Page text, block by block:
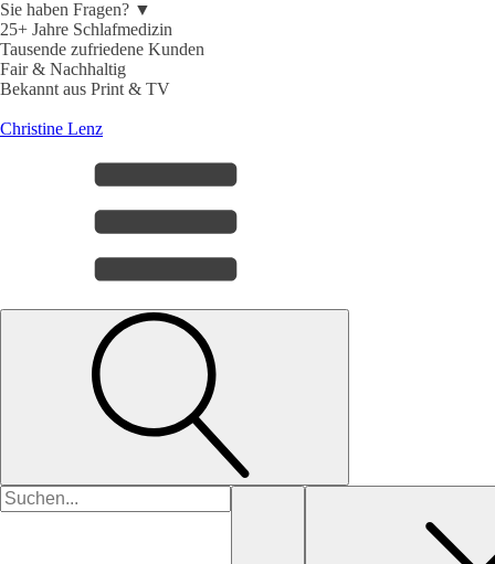
Sie haben Fragen? ▼
25+ Jahre Schlafmedizin
Tausende zufriedene Kunden
Fair & Nachhaltig
Bekannt aus Print & TV
Christine Lenz
Search
for